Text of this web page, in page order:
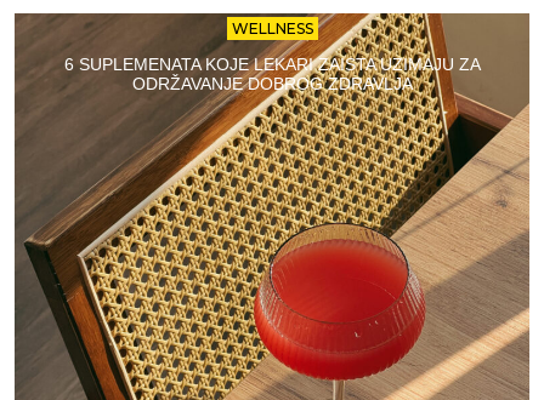
WELLNESS
6 SUPLEMENATA KOJE LEKARI ZAISTA UZIMAJU ZA
ODRŽAVANJE DOBROG ZDRAVLJA